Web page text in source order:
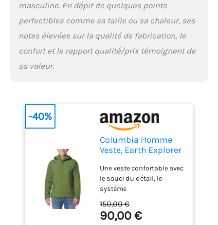
masculine. En dépit de quelques points
perfectibles comme sa taille ou sa chaleur, ses
notes élevées sur la qualité de fabrication, le
confort et le rapport qualité/prix témoignent de
sa valeur.
Columbia Homme
Veste, Earth Explorer
Une veste confortable avec
le souci du détail, le
système
d'imperméabilisation
Omni-Tech incluant la
respirabilité et l'étanchéité
150,00 €
90,00 €
-40%